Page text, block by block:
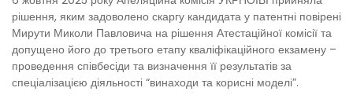
рішення, яким задоволено скаргу кандидата у патентні повірені
Мирути Миколи Павловича на рішення Атестаційної комісії та
допущено його до третього етапу кваліфікаційного екзамену –
проведення співбесіди та визначення її результатів за
спеціалізацією діяльності “винаходи та корисні моделі”.